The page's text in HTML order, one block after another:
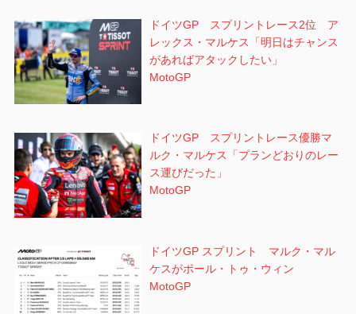
ドイツGP スプリントレース2位 ア
レックス・マルケス「明日はチャンス
があればアタックしたい」
MotoGP
ドイツGP スプリントレース優勝マ
ルク・マルケス「プランどおりのレー
ス運びだった」
MotoGP
ドイツGP スプリント マルク・マル
ケスがポール・トゥ・ウィン
MotoGP